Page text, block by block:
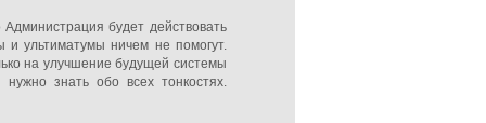
будет действовать
и ультиматумы ничем не помогут.
на улучшение будущей системы
знать обо всех тонкостях.